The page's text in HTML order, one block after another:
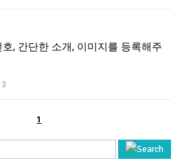
, 간단한 소개, 이미지를 등록해주
1